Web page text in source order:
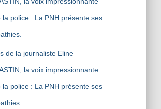
la police : La PNH présente ses
de la journaliste Eline
la voix impressionnante
la police : La PNH présente ses